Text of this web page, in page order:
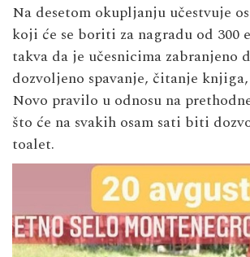
Na desetom okupljanju učestvuje
koji će se boriti za nagradu od 300
takva da je učesnicima zabranjeno
dozvoljeno spavanje, čitanje
Novo pravilo u odnosu na
što će na svakih osam sati biti
toalet.